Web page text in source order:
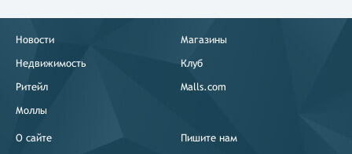
Новости
Недвижимость
Ритейл
Моллы
Магазины
Клуб
Malls.com
О сайте
Пишите нам